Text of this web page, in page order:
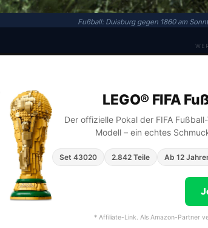
Fußball: Duisburg gegen 1860 am
LEGO® FIFA
Der offizielle Pokal der FIFA
Modell – ein echtes
Set 43020 2.842 Teile Ab 12
* Affiliate-Link. Als Amazon-Partner